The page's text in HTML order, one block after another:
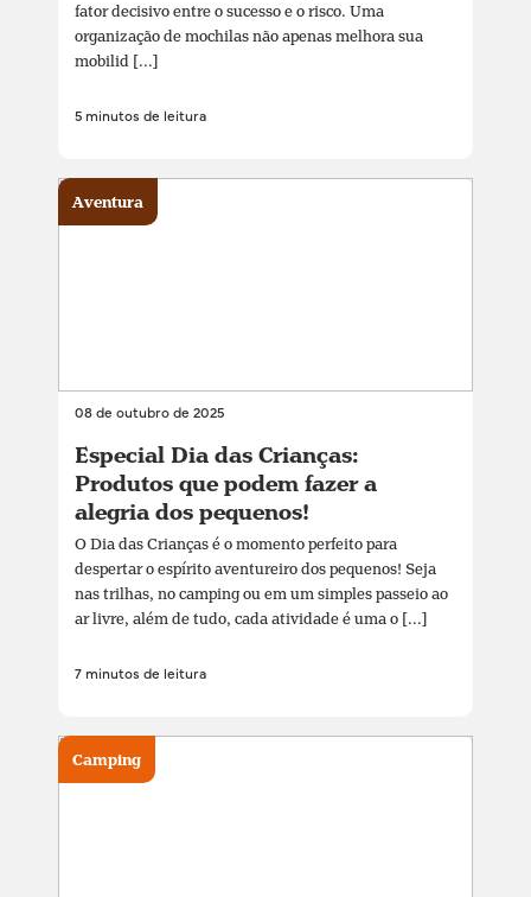
fator decisivo entre o sucesso e o risco. Uma
organização de mochilas não apenas melhora sua
mobilid [...]
5 minutos de leitura
08 de outubro de 2025
Especial Dia das Crianças:
Produtos que podem fazer a
alegria dos pequenos!
O Dia das Crianças é o momento perfeito para
despertar o espírito aventureiro dos pequenos! Seja
nas trilhas, no camping ou em um simples passeio ao
ar livre, além de tudo, cada atividade é uma o [...]
7 minutos de leitura
Aventura
Camping